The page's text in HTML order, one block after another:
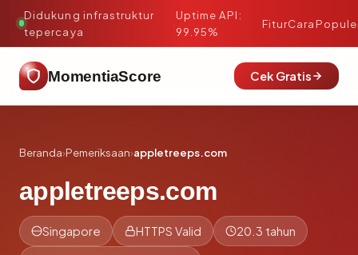
Didukung infrastruktur
tepercaya
·
Uptime API:
99.95%
FiturCara
MomentiaScore Cek Gratis
Beranda›Pemeriksaan›appletreeps.com
appletreeps.com
Singapore HTTPS Valid 20.3 tahun